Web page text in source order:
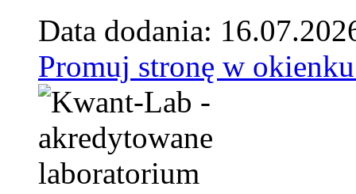
Data dodania:
Promuj stronę w